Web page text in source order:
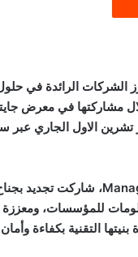
الشركات الرائدة في
في معرض
الاول الجاري عبر
، شاركت تجديد
للمؤسسات،
التقنية بكفاءة